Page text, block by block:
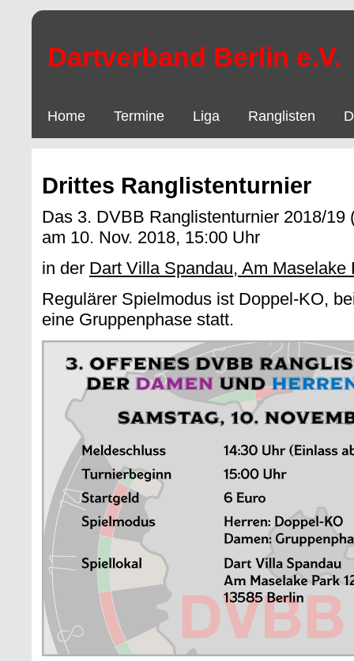
Dartverband Berlin e.V.
Home Termine Liga Ranglisten
Drittes Ranglistenturnier
Das 3. DVBB Ranglistenturnier 2018/19
am 10. Nov. 2018, 15:00 Uhr
in der Dart Villa Spandau, Am Maselake
Regulärer Spielmodus ist Doppel-KO,
eine Gruppenphase statt.